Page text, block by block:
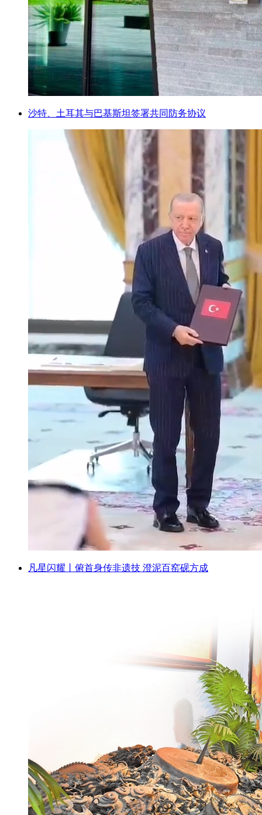
沙特、土耳其与巴基斯坦签署共同防务协议
凡星闪耀丨俯首身传非遗技 澄泥百窑砚方成